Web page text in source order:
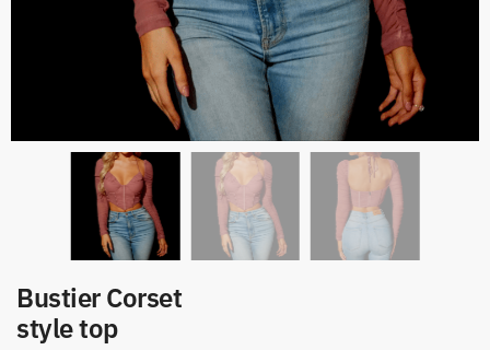
Bustier Corset
style top